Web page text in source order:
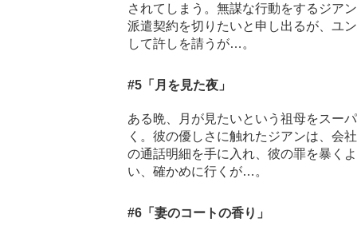
されてしまう。無謀な行動をするジア
派遣契約を切りたいと申し出るが、ユ
して許しを請うが…。
#5 「月を見た夜」
ある晩、月が見たいという祖母をスー
く。彼の優しさに触れたジアンは、会
の通話明細を手に入れ、彼の罪を暴く
い、確かめに行くが…。
#6 「妻のコートの香り」